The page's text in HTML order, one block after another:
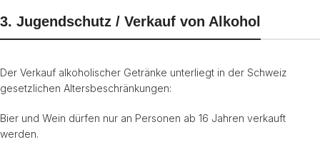
3. Jugendschutz / Verkauf von Alkohol
Der Verkauf alkoholischer Getränke unterliegt in der Schweiz
gesetzlichen Altersbeschränkungen:
Bier und Wein dürfen nur an Personen ab 16 Jahren verkauft
werden.